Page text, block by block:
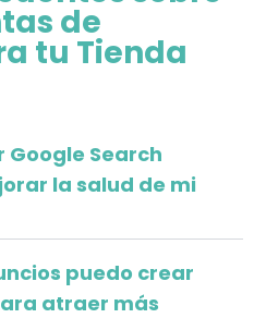
de
tu Tienda
Google Search
la salud de mi
puedo crear
atraer más